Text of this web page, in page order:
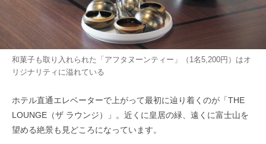
和菓子も取り入れられた「アフタヌーンティー」（1名5,200円）はオ
リジナリティに溢れている
ホテル直通エレベーターで上がって最初に辿り着くのが「THE
LOUNGE（ザ ラウンジ）」。近くに皇居の緑、遠くに富士山を
望める絶景も見どころになっています。